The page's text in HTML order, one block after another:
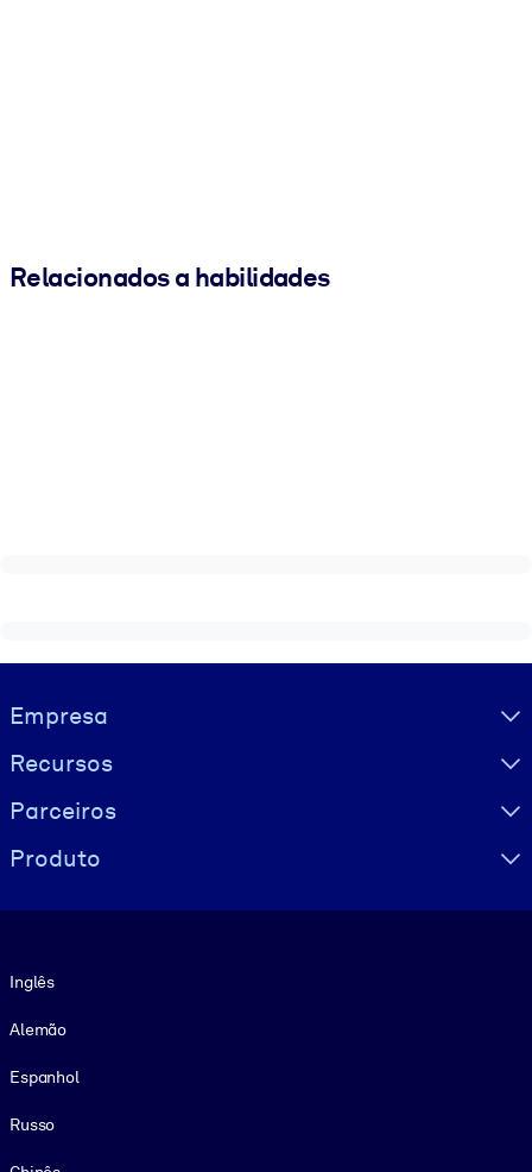
Relacionados a habilidades
Visually hidden Text
Empresa
Recursos
Parceiros
Produto
Inglês
Alemão
Espanhol
Russo